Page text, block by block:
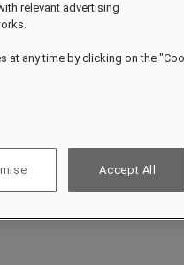
relevant advertising
at any time by clicking on the
Accept All